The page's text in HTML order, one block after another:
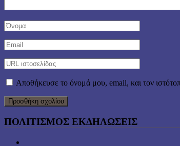
Αποθήκευσε το όνομά μου, email, και τον
ΠΟΛΙΤΙΣΜΟΣ ΕΚΔΗΛΩΣΕΙΣ